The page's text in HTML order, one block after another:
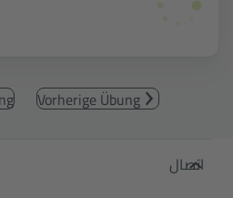
Vorherige Übung
und Informationsbereich
اتصال